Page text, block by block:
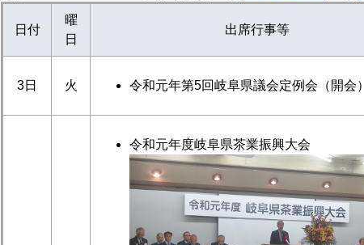
日付
曜
日
出席行事等
3日 火 令和元年第5回岐阜県議会定例会（開会）
令和元年度岐阜県茶業振興大会